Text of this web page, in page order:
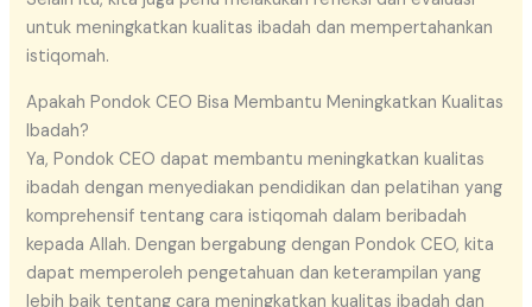
untuk meningkatkan kualitas ibadah dan mempertahankan
istiqomah.
Apakah Pondok CEO Bisa Membantu Meningkatkan Kualitas
Ibadah?
Ya, Pondok CEO dapat membantu meningkatkan kualitas
ibadah dengan menyediakan pendidikan dan pelatihan yang
komprehensif tentang cara istiqomah dalam beribadah
kepada Allah. Dengan bergabung dengan Pondok CEO, kita
dapat memperoleh pengetahuan dan keterampilan yang
lebih baik tentang cara meningkatkan kualitas ibadah dan